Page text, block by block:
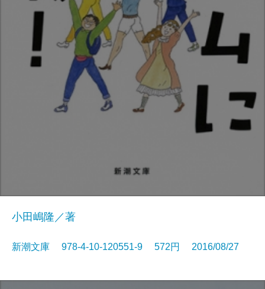
小田嶋隆／著
新潮文庫 978-4-10-120551-9 572円 2016/08/27